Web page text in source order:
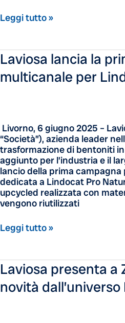
Leggi tutto »
Laviosa lancia la
multicanale per
Livorno, 6 giugno 2025 –
“Società”), azienda leader
trasformazione di bentoniti
aggiunto per l’industria e il
lancio della prima
dedicata a Lindocat Pro
upcycled realizzata con
vengono riutilizzati
Laviosa
lancia
la
Lindocat
Pro
Natura
Leggi tutto »
Laviosa presenta
novità dall’universo
Laviosa
presenta
a